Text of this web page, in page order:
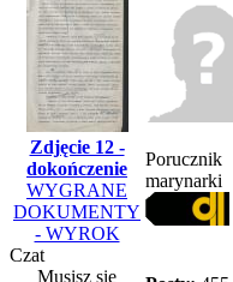
Zdjęcie 12 -
dokończenie
WYGRANE
DOKUMENTY
- WYROK
Czat
Musisz się
Porucznik
marynarki